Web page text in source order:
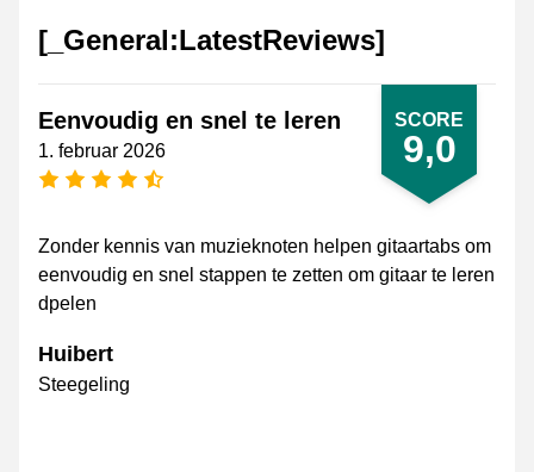
[_General:LatestReviews]
SCORE
9,0
Eenvoudig en snel te leren
1. februar 2026
[_General:NumberOfStarsPluralFormat]
Zonder kennis van muzieknoten helpen gitaartabs om
eenvoudig en snel stappen te zetten om gitaar te leren
dpelen
Huibert
Steegeling